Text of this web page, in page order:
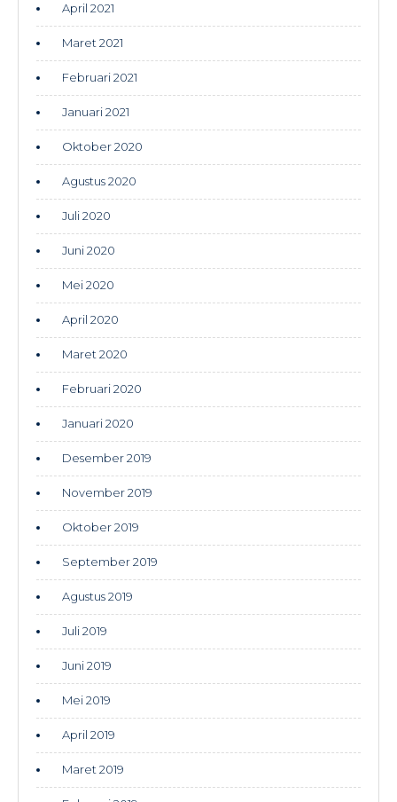
April 2021
Maret 2021
Februari 2021
Januari 2021
Oktober 2020
Agustus 2020
Juli 2020
Juni 2020
Mei 2020
April 2020
Maret 2020
Februari 2020
Januari 2020
Desember 2019
November 2019
Oktober 2019
September 2019
Agustus 2019
Juli 2019
Juni 2019
Mei 2019
April 2019
Maret 2019